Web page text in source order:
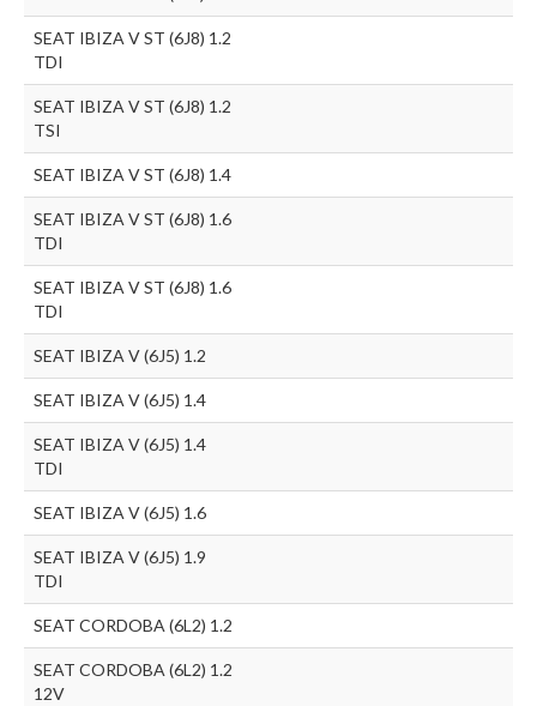
SEAT IBIZA V ST (6J8) 1.2
TDI
SEAT IBIZA V ST (6J8) 1.2
TSI
SEAT IBIZA V ST (6J8) 1.4
SEAT IBIZA V ST (6J8) 1.6
TDI
SEAT IBIZA V ST (6J8) 1.6
TDI
SEAT IBIZA V (6J5) 1.2
SEAT IBIZA V (6J5) 1.4
SEAT IBIZA V (6J5) 1.4
TDI
SEAT IBIZA V (6J5) 1.6
SEAT IBIZA V (6J5) 1.9
TDI
SEAT CORDOBA (6L2) 1.2
SEAT CORDOBA (6L2) 1.2
12V